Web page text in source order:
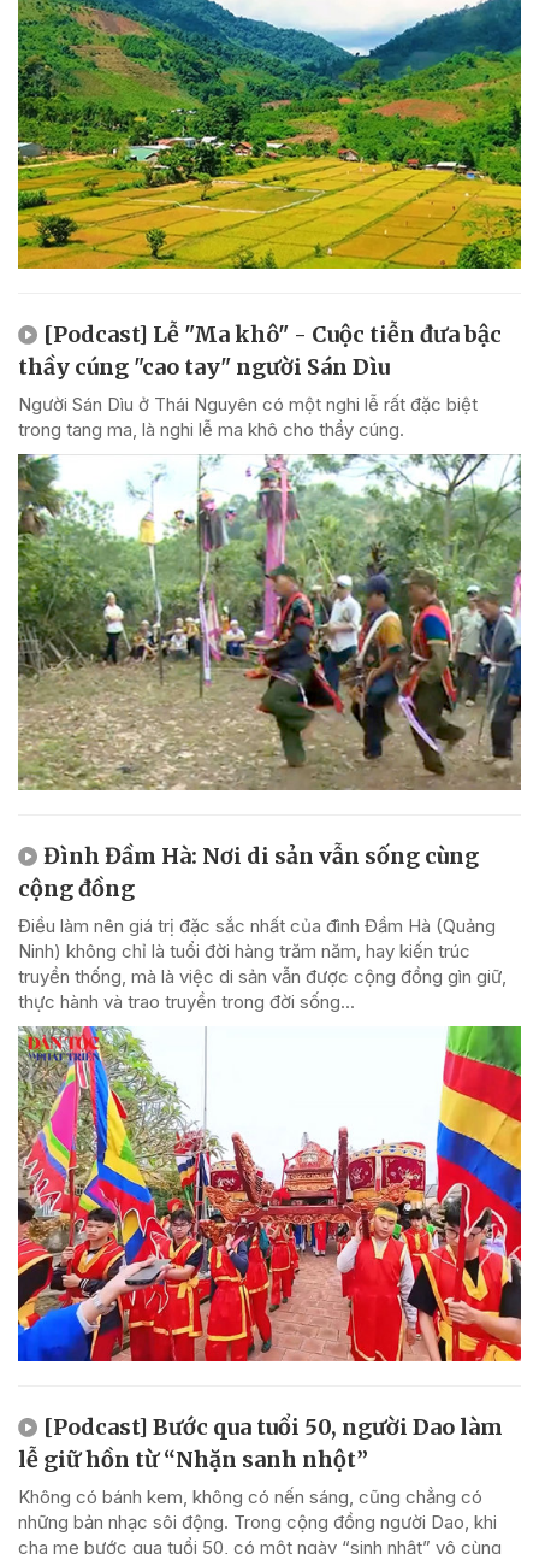
[Podcast] Lễ "Ma khô" - Cuộc tiễn đưa bậc
thầy cúng "cao tay" người Sán Dìu
Người Sán Dìu ở Thái Nguyên có một nghi lễ rất đặc biệt
trong tang ma, là nghi lễ ma khô cho thầy cúng.
Đình Đầm Hà: Nơi di sản vẫn sống cùng
cộng đồng
Điều làm nên giá trị đặc sắc nhất của đình Đầm Hà (Quảng
Ninh) không chỉ là tuổi đời hàng trăm năm, hay kiến trúc
truyền thống, mà là việc di sản vẫn được cộng đồng gìn giữ,
thực hành và trao truyền trong đời sống...
[Podcast] Bước qua tuổi 50, người Dao làm
lễ giữ hồn từ “Nhặn sanh nhột”
Không có bánh kem, không có nến sáng, cũng chẳng có
những bản nhạc sôi động. Trong cộng đồng người Dao, khi
cha mẹ bước qua tuổi 50, có một ngày “sinh nhật” vô cùng